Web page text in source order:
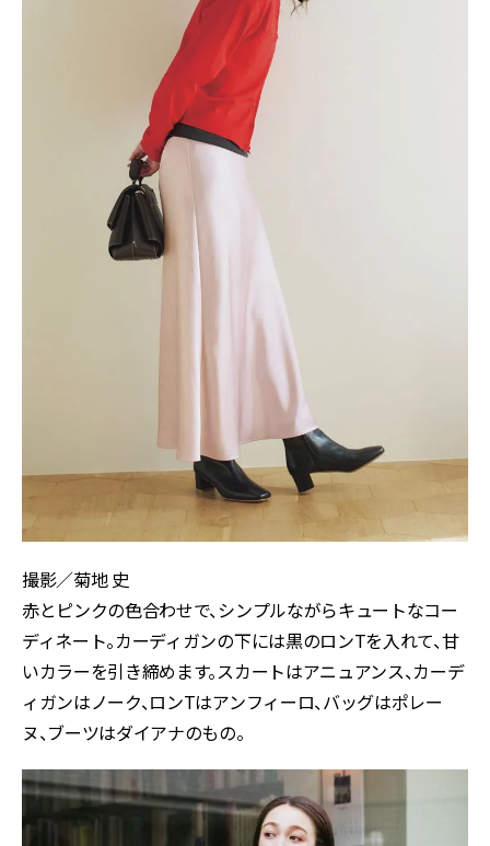
撮影／菊地 史
赤とピンクの色合わせで、シンプルながらキュートなコー
ディネート。カーディガンの下には黒のロンTを入れて、甘
いカラーを引き締めます。スカートはアニュアンス、カーデ
ィガンはノーク、ロンTはアンフィーロ、バッグはポレー
ヌ、ブーツはダイアナのもの。